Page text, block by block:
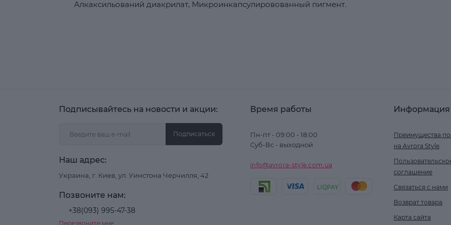
Алкаксильований диакрилат, Микроинкапсулировованный пигмент.
Подписывайтесь на новости и акции:
Подписаться
Наш адрес:
Украина, г. Киев, ул. Уинстона Черчилля, 42
Позвоните нам:
+38(093) 995-47-38
Перезвоните мне
Время работы
Пн-пт - 09:00 - 18:00
Суб-Вс - выходной
info@avrora-style.com.ua
Информация
Преимущества
на Avrora Style
соглашение
Связаться с нами
Возврат товара
Карта сайта